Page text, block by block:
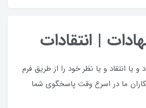
| انتقادات
و یا انتقاد و یا نظر خود را از طریق فرم
ما در اسرع وقت پاسخگوی شما